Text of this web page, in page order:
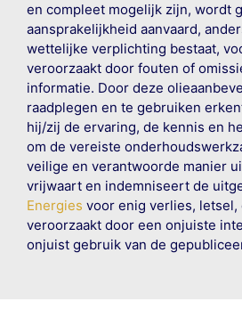
en compleet mogelijk zijn, wordt
aansprakelijkheid aanvaard,
wettelijke verplichting bestaat,
veroorzaakt door fouten of
informatie. Door deze
raadplegen en te gebruiken
hij/zij de ervaring, de kennis en
om de vereiste
veilige en verantwoorde manier
vrijwaart en indemniseert de
Energies voor enig verlies, letsel,
veroorzaakt door een onjuiste
onjuist gebruik van de